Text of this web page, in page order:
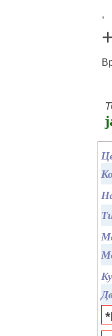
,